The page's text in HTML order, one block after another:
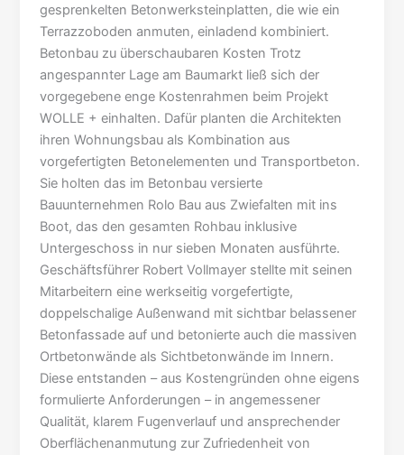
gesprenkelten Betonwerksteinplatten, die wie ein
Terrazzoboden anmuten, einladend kombiniert.
Betonbau zu überschaubaren Kosten Trotz
angespannter Lage am Baumarkt ließ sich der
vorgegebene enge Kostenrahmen beim Projekt
WOLLE + einhalten. Dafür planten die Architekten
ihren Wohnungsbau als Kombination aus
vorgefertigten Betonelementen und Transportbeton.
Sie holten das im Betonbau versierte
Bauunternehmen Rolo Bau aus Zwiefalten mit ins
Boot, das den gesamten Rohbau inklusive
Untergeschoss in nur sieben Monaten ausführte.
Geschäftsführer Robert Vollmayer stellte mit seinen
Mitarbeitern eine werkseitig vorgefertigte,
doppelschalige Außenwand mit sichtbar belassener
Betonfassade auf und betonierte auch die massiven
Ortbetonwände als Sichtbetonwände im Innern.
Diese entstanden – aus Kostengründen ohne eigens
formulierte Anforderungen – in angemessener
Qualität, klarem Fugenverlauf und ansprechender
Oberflächenanmutung zur Zufriedenheit von